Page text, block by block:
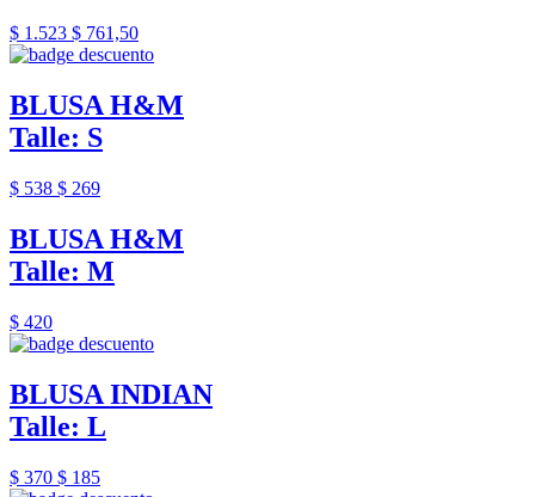
$ 1.523 $ 761,50
BLUSA H&M
Talle: S
$ 538 $ 269
BLUSA H&M
Talle: M
$ 420
BLUSA INDIAN
Talle: L
$ 370 $ 185